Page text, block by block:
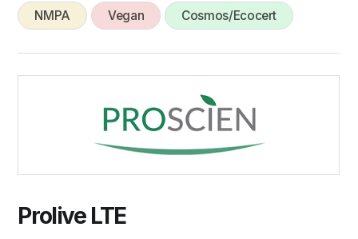
NMPA Vegan Cosmos/Ecocert
Prolive LTE